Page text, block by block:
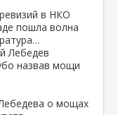
пошла волна
Лебедев
назвав мощи
о мощах